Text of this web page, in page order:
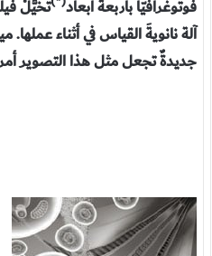
فوتوغرافيّا بأربعة أبعاد تخيَّلْ
آلة نانويةَ القياس في أثناء
جديدةٌ تجعل مثل هذا التصوير